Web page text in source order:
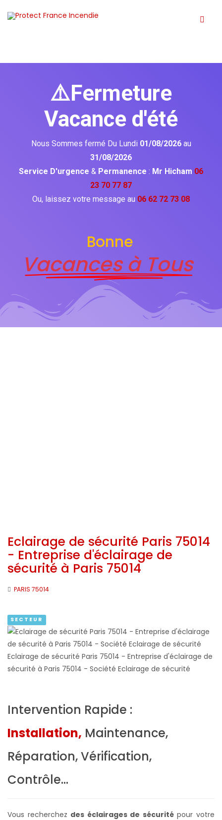
⚠️Fermeture
Vacance d'été
Nous Sommes fermé Du Lundi 01/08/2026 au
31/08/2026
Service D'urgence & Permanence : Mr Hicham 06
23 70 77 87
Ou, laissez votre message au 06 62 72 73 08
Bonne
Vacances à Tous
Eclairage de sécurité Paris 75014
- Entreprise d'éclairage de
sécurité à Paris 75014
PARIS 75014
SECTEUR
Eclairage de sécurité Paris 75014 - Entreprise d'éclairage de
sécurité à Paris 75014 - Société Eclairage de sécurité
Intervention Rapide :
Installation, Maintenance,
Réparation, Vérification,
Contrôle...
Vous recherchez des éclairages de sécuritépour votre